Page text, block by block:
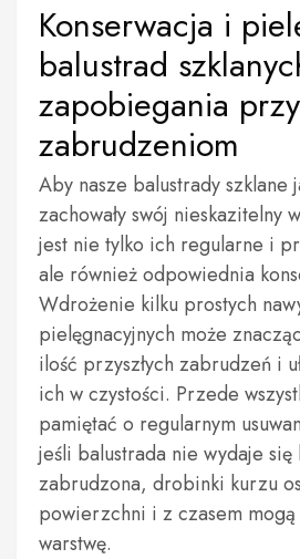
Konserwacja i
balustrad
zapobiegania
zabrudzeniom
Aby nasze balustrady szklane
zachowały swój nieskazitelny
jest nie tylko ich regularne i
ale również odpowiednia
Wdrożenie kilku prostych
pielęgnacyjnych może
ilość przyszłych zabrudzeń i
ich w czystości. Przede
pamiętać o regularnym
jeśli balustrada nie wydaje się
zabrudzona, drobinki kurzu
powierzchni i z czasem
warstwę.